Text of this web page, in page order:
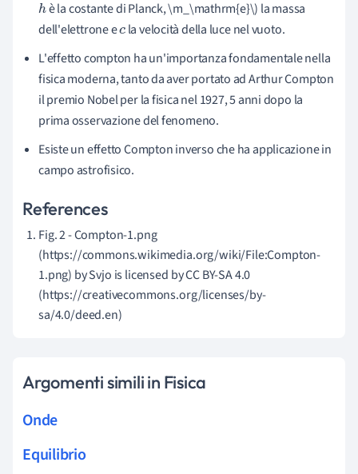
hè la costante di Planck, \m_\mathrm{e}\) la massa
dell'elettrone ecla velocità della luce nel vuoto.
L'effetto compton ha un'importanza fondamentale nella
fisica moderna, tanto da aver portato ad Arthur Compton
il premio Nobel per la fisica nel 1927, 5 anni dopo la
prima osservazione del fenomeno.
Esiste un effetto Compton inverso che ha applicazione in
campo astrofisico.
References
Fig. 2 - Compton-1.png
(https://commons.wikimedia.org/wiki/File:Compton-
1.png) by Svjo is licensed by CC BY-SA 4.0
(https://creativecommons.org/licenses/by-
sa/4.0/deed.en)
Argomenti simili in Fisica
Onde
Equilibrio